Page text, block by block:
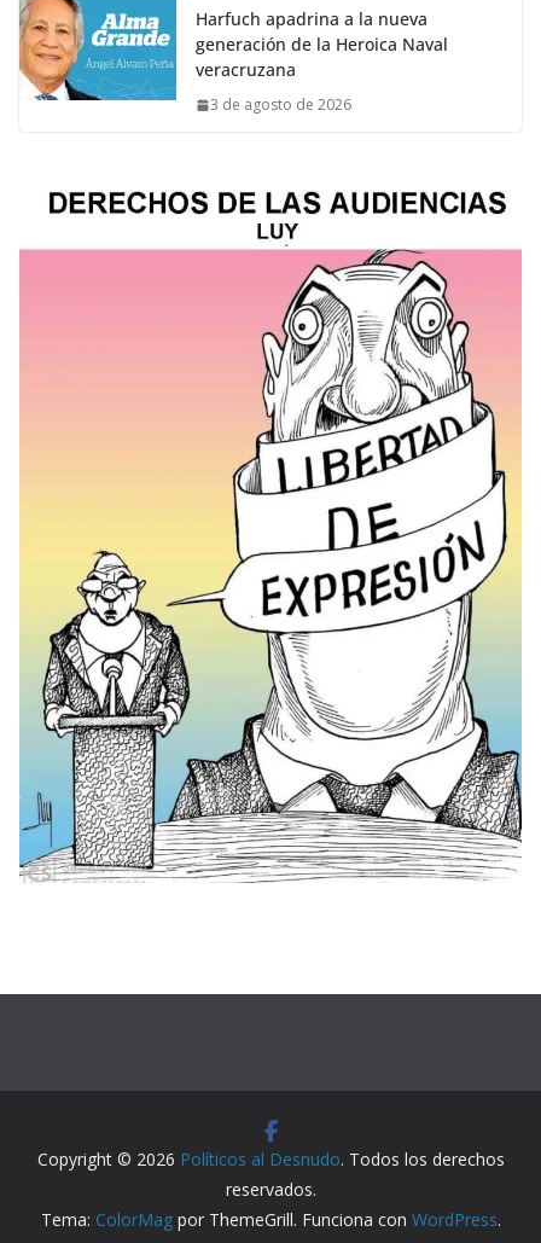
Harfuch apadrina a la nueva
generación de la Heroica Naval
veracruzana
3 de agosto de 2026
Copyright © 2026 Políticos al Desnudo. Todos los derechos
reservados.
Tema: ColorMagpor ThemeGrill. Funciona con WordPress.